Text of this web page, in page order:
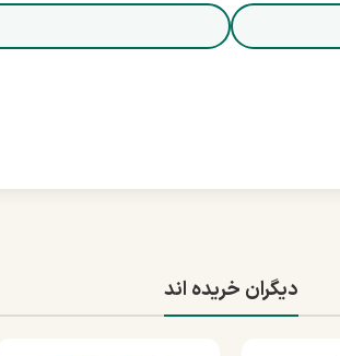
دیگران خریده اند